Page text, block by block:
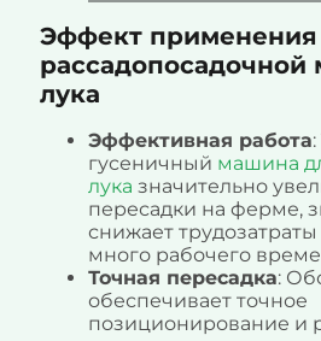
Эффект применения
лука
Эффективная работа
гусеничный машина
лука значительно
пересадки на ферме,
снижает
много рабочего
Точная пересадка:
обеспечивает точное
позиционирование и